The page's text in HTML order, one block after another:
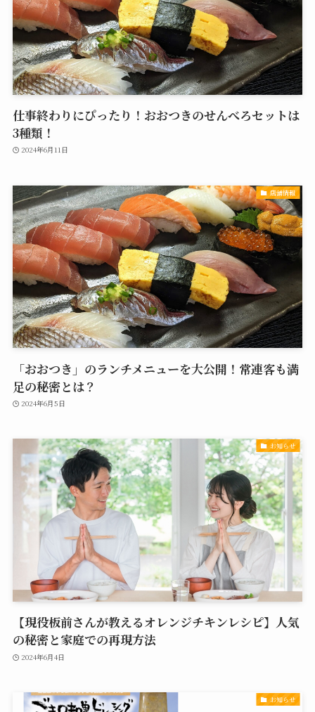
仕事終わりにぴったり！おおつきのせんべろセットは
3種類！
2024年6月11日
店舗情報
「おおつき」のランチメニューを大公開！常連客も満
足の秘密とは？
2024年6月5日
お知らせ
【現役板前さんが教えるオレンジチキンレシピ】人気
の秘密と家庭での再現方法
2024年6月4日
お知らせ